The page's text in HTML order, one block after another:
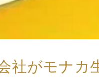
社がモナカ